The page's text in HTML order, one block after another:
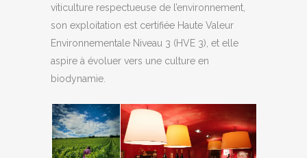
viticulture respectueuse de l’environnement,
son exploitation est certifiée Haute Valeur
Environnementale Niveau 3 (HVE 3), et elle
aspire à évoluer vers une culture en
biodynamie.